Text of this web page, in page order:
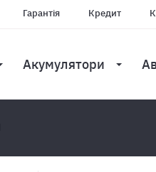
Гарантія Кредит
Акумулятори